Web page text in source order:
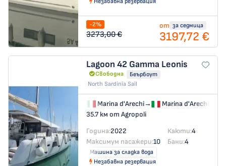
-2%
3273,00 €
от за седмица
3197,72 €
Lagoon 42 Gamma Leonis
Свободна
Беърбоут
North Sardinia Sail
Marina d'Arechi→
Marina d'Arechi
35.7 км от Agropoli
Година:2022 Каюти:4
Максимум пасажери:10 Бани:4
Машина за сладка вода
Незабавна резервация